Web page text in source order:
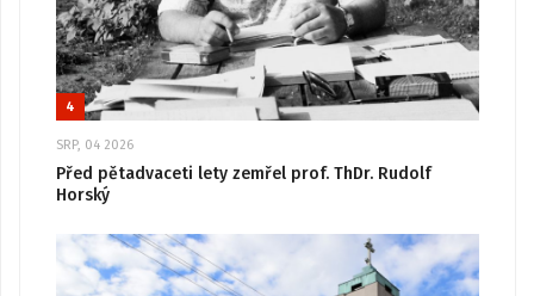
4
SRP, 04 2026
Před pětadvaceti lety zemřel prof. ThDr. Rudolf
Horský